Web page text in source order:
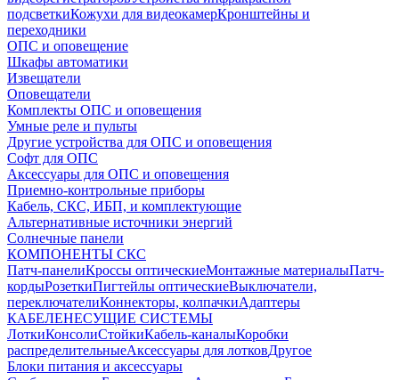
подсветкиКожухи для видеокамерКронштейны и
переходники
ОПС и оповещение
Шкафы автоматики
Извещатели
Оповещатели
Комплекты ОПС и оповещения
Умные реле и пульты
Другие устройства для ОПС и оповещения
Софт для ОПС
Аксессуары для ОПС и оповещения
Приемно-контрольные приборы
Кабель, СКС, ИБП, и комплектующие
Альтернативные источники энергий
Солнечные панели
КОМПОНЕНТЫ СКС
Патч-панелиКроссы оптическиеМонтажные материалыПатч-
кордыРозеткиПигтейлы оптическиеВыключатели,
переключателиКоннекторы, колпачкиАдаптеры
КАБЕЛЕНЕСУЩИЕ СИСТЕМЫ
ЛоткиКонсолиСтойкиКабель-каналыКоробки
распределительныеАксессуары для лотковДругое
Блоки питания и аксессуары